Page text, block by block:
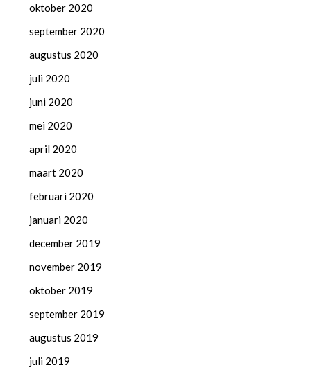
oktober 2020
september 2020
augustus 2020
juli 2020
juni 2020
mei 2020
april 2020
maart 2020
februari 2020
januari 2020
december 2019
november 2019
oktober 2019
september 2019
augustus 2019
juli 2019